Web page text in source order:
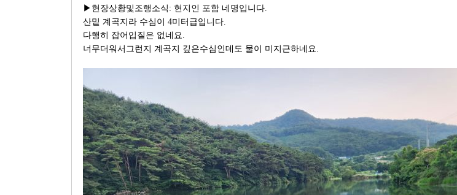
▶현장상황및조행소식: 현지인 포함 네명입니다.
산밑 계곡지라 수심이 4미터급입니다.
다행히 잡어입질은 없네요.
너무더워서그런지 계곡지 깊은수심인데도 물이 미지근하네요.